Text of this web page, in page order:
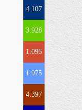
4.107
3.928
1.095
1.975
4.397